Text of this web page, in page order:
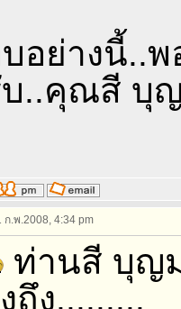
อย่างนี้..
บ..คุณสี บุ
ก.พ.2008, 4:34 pm
ท่านสี บุญ
ถึง.........